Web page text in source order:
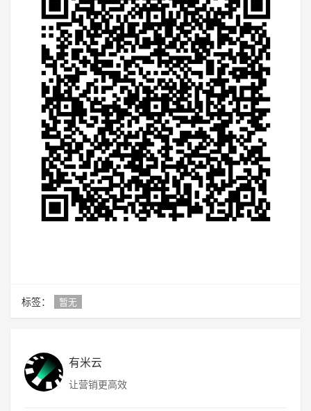
标签： 暂无
有米云
让营销更高效